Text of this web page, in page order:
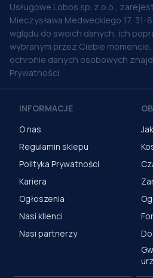
Usługowe Lobos sp. z o.o.,
Mieczysława Medweckiego 17, 31-
wglądu do swoich danych, ich
wybranym przez Ciebie
ochronie danych osobowych
Prywatności.
INFORMACJE
O nas
Regulamin sklepu
Polityka Prywatności
Kariera
Ogłoszenia
Nasi klienci
Nasi partnerzy